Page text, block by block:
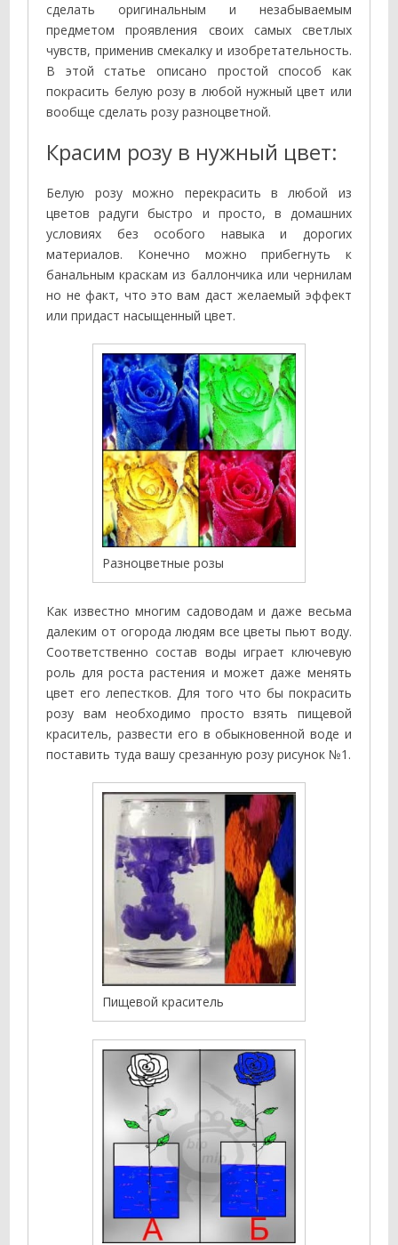
сделать оригинальным и незабываемым
предметом проявления своих самых светлых
чувств, применив смекалку и изобретательность.
В этой статье описано простой способ как
покрасить белую розу в любой нужный цвет или
вообще сделать розу разноцветной.
Красим розу в нужный цвет:
Белую розу можно перекрасить в любой из
цветов радуги быстро и просто, в домашних
условиях без особого навыка и дорогих
материалов. Конечно можно прибегнуть к
банальным краскам из баллончика или чернилам
но не факт, что это вам даст желаемый эффект
или придаст насыщенный цвет.
Разноцветные розы
Как известно многим садоводам и даже весьма
далеким от огорода людям все цветы пьют воду.
Соответственно состав воды играет ключевую
роль для роста растения и может даже менять
цвет его лепестков. Для того что бы покрасить
розу вам необходимо просто взять пищевой
краситель, развести его в обыкновенной воде и
поставить туда вашу срезанную розу рисунок №1.
Пищевой краситель